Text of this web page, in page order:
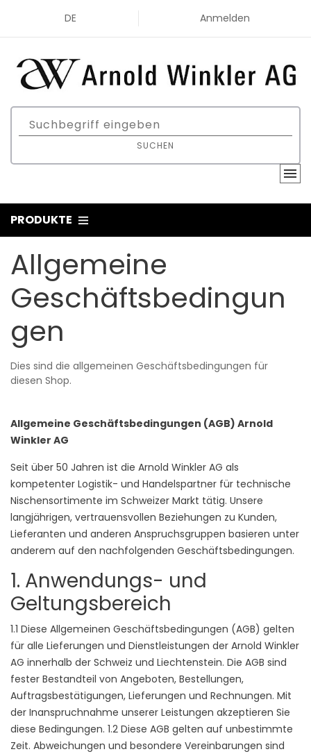
DE Anmelden
SUCHEN
PRODUKTE
Allgemeine
Geschäftsbedingun
gen
Dies sind die allgemeinen Geschäftsbedingungen für
diesen Shop.
Allgemeine Geschäftsbedingungen (AGB) Arnold
Winkler AG
Seit über 50 Jahren ist die Arnold Winkler AG als
kompetenter Logistik- und Handelspartner für technische
Nischensortimente im Schweizer Markt tätig. Unsere
langjährigen, vertrauensvollen Beziehungen zu Kunden,
Lieferanten und anderen Anspruchsgruppen basieren unter
anderem auf den nachfolgenden Geschäftsbedingungen.
1. Anwendungs- und
Geltungsbereich
1.1 Diese Allgemeinen Geschäftsbedingungen (AGB) gelten
für alle Lieferungen und Dienstleistungen der Arnold Winkler
AG innerhalb der Schweiz und Liechtenstein. Die AGB sind
fester Bestandteil von Angeboten, Bestellungen,
Auftragsbestätigungen, Lieferungen und Rechnungen. Mit
der Inanspruchnahme unserer Leistungen akzeptieren Sie
diese Bedingungen. 1.2 Diese AGB gelten auf unbestimmte
Zeit. Abweichungen und besondere Vereinbarungen sind